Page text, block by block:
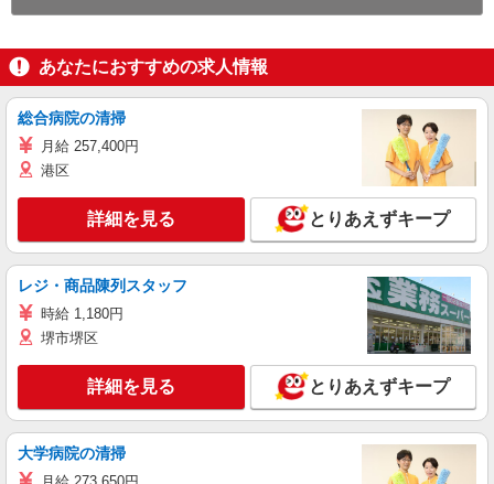
あなたにおすすめの求人情報
総合病院の清掃
月給 257,400円
港区
詳細を見る とりあえずキープ
レジ・商品陳列スタッフ
時給 1,180円
堺市堺区
詳細を見る とりあえずキープ
大学病院の清掃